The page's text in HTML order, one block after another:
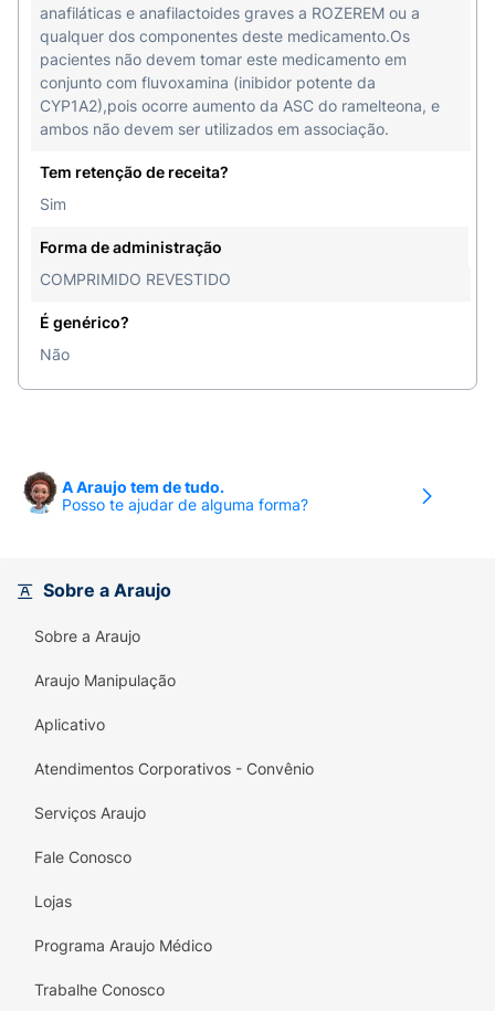
anafiláticas e anafilactoides graves a ROZEREM ou a
qualquer dos componentes deste medicamento.Os
pacientes não devem tomar este medicamento em
conjunto com fluvoxamina (inibidor potente da
CYP1A2),pois ocorre aumento da ASC do ramelteona, e
ambos não devem ser utilizados em associação.
Tem retenção de receita?
Sim
Forma de administração
COMPRIMIDO REVESTIDO
É genérico?
Não
A Araujo tem de tudo.
Posso te ajudar de alguma forma?
Sobre a Araujo
Sobre a Araujo
Araujo Manipulação
Aplicativo
Atendimentos Corporativos - Convênio
Serviços Araujo
Fale Conosco
Lojas
Programa Araujo Médico
Trabalhe Conosco